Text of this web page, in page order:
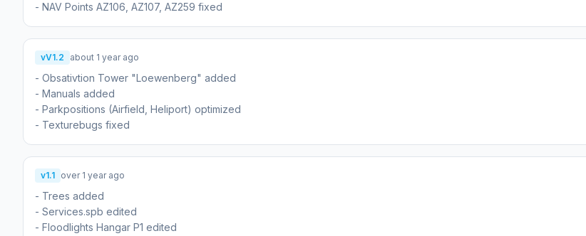
- NAV Points AZ106, AZ107, AZ259 fixed
vV1.2 about 1 year ago
- Obsativtion Tower "Loewenberg" added
- Manuals added
- Parkpositions (Airfield, Heliport) optimized
- Texturebugs fixed
v1.1 over 1 year ago
- Trees added
- Services.spb edited
- Floodlights Hangar P1 edited